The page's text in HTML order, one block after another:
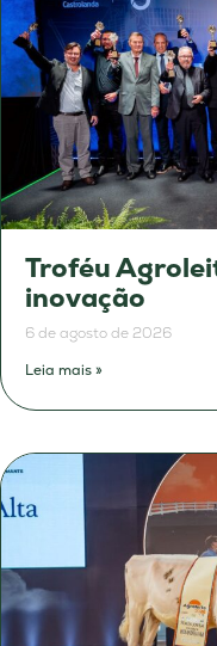
Troféu
inovação
6 de agosto de 2026
Leia mais »